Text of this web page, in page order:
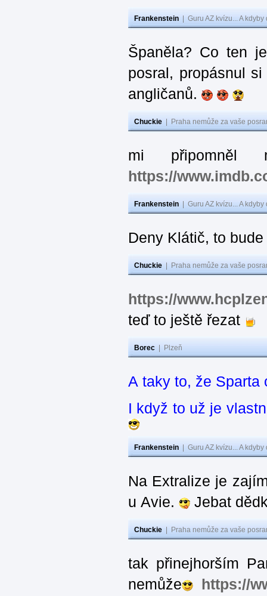
Frankenstein Guru AZ kvízu... A
Španěla? Co ten
posral, propásnul
angličanů.
Chuckie Praha nemůže za vaše
mi připomněl
https://
Frankenstein Guru AZ kvízu... A
Deny Klátič, to
Chuckie Praha nemůže za vaše
https://
teď to ještě řezat
Borec Plzeň
A taky to, že
I když to už je
Frankenstein Guru AZ kvízu... A
Na Extralize je
u Avie.
Jebat
Chuckie Praha nemůže za vaše
tak přinejhorším
nemůže
https://